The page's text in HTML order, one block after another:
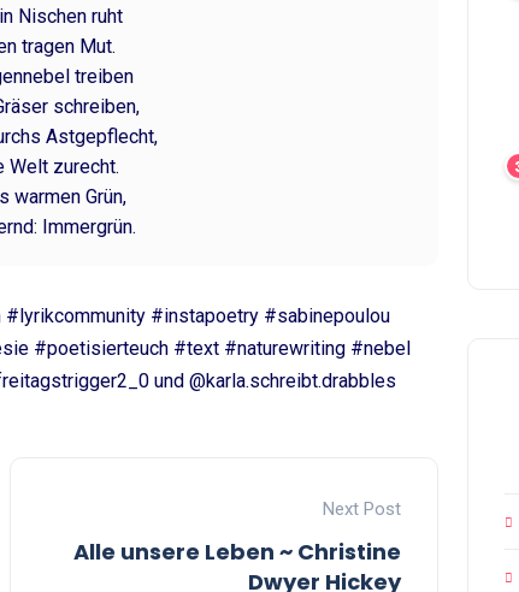
Nischen ruht
tragen Mut.
treiben
schreiben,
Astgepflecht,
Welt zurecht.
warmen Grün,
Immergrün.
#instapoetry #sabinepoulou
#poetisierteuch #text #naturewriting #nebel
und @karla.schreibt.drabbles
Next Post
Alle unsere Leben ~ Christine
Dwyer Hickey